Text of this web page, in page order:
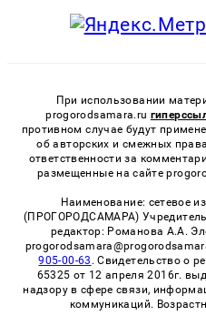
При использовании
progorodsamara.ru
противном случае будут
об авторских и смежных
ответственности за
размещенные на сайте
Наименование: сетевое
(ПРОГОРОДСАМАРА)
редактор: Романова А.А.
905-00-63 . Свидетельство о
65325 от 12 апреля 2016г.
надзору в сфере связи,
коммуникаций.